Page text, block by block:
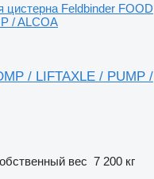
цистерна Feldbinder FOOD
/ ALCOA
/ LIFTAXLE / PUMP /
вес 7 200 кг